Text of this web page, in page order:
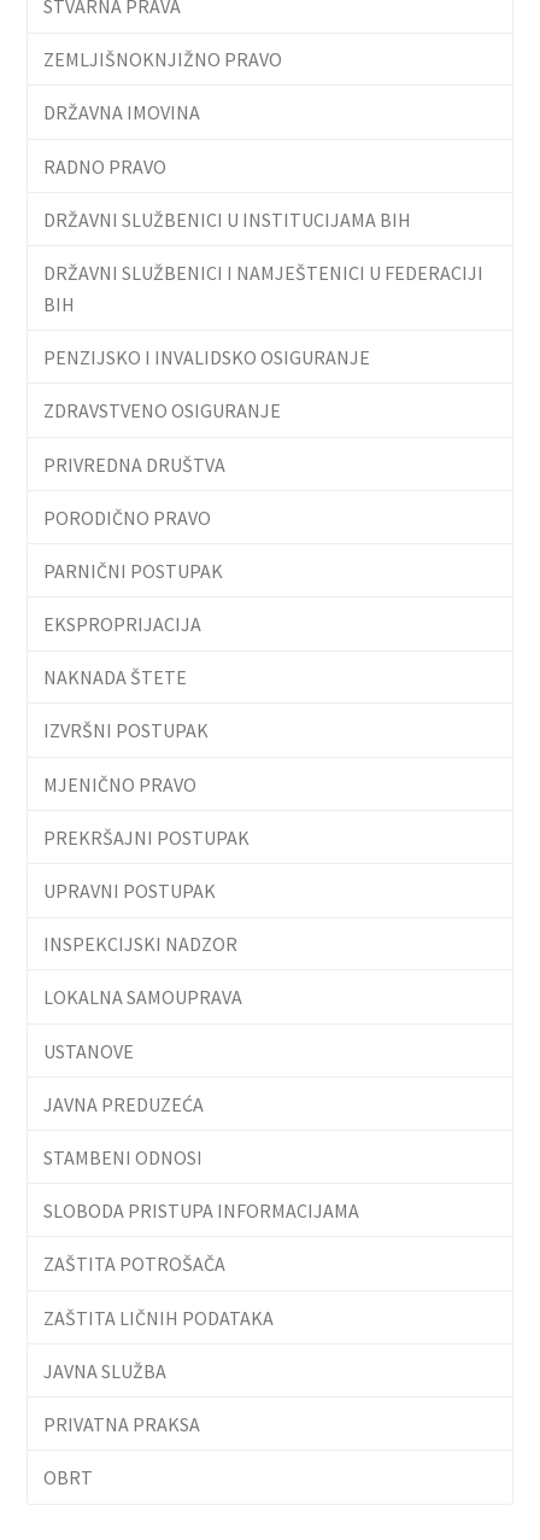
STVARNA PRAVA
ZEMLJIŠNOKNJIŽNO PRAVO
DRŽAVNA IMOVINA
RADNO PRAVO
DRŽAVNI SLUŽBENICI U INSTITUCIJAMA BIH
DRŽAVNI SLUŽBENICI I NAMJEŠTENICI U FEDERACIJI
BIH
PENZIJSKO I INVALIDSKO OSIGURANJE
ZDRAVSTVENO OSIGURANJE
PRIVREDNA DRUŠTVA
PORODIČNO PRAVO
PARNIČNI POSTUPAK
EKSPROPRIJACIJA
NAKNADA ŠTETE
IZVRŠNI POSTUPAK
MJENIČNO PRAVO
PREKRŠAJNI POSTUPAK
UPRAVNI POSTUPAK
INSPEKCIJSKI NADZOR
LOKALNA SAMOUPRAVA
USTANOVE
JAVNA PREDUZEĆA
STAMBENI ODNOSI
SLOBODA PRISTUPA INFORMACIJAMA
ZAŠTITA POTROŠAČA
ZAŠTITA LIČNIH PODATAKA
JAVNA SLUŽBA
PRIVATNA PRAKSA
OBRT